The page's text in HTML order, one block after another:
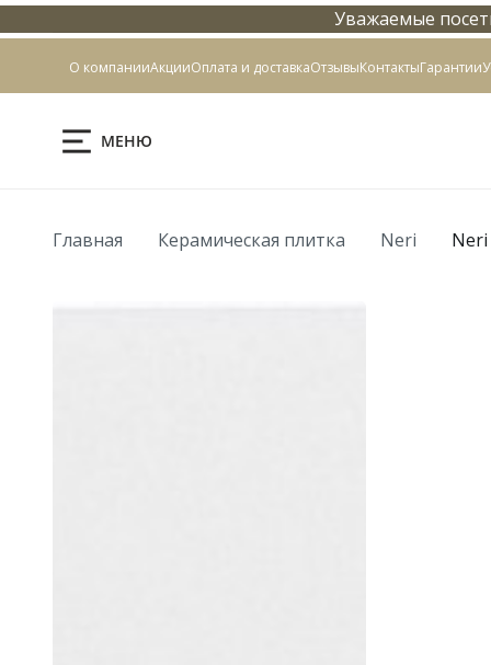
Контакты
Уважаемые
О компанииАкцииОплата и доставкаОтзывыКонтактыГарантии
МЕНЮ
Главная Керамическая плитка Neri Neri